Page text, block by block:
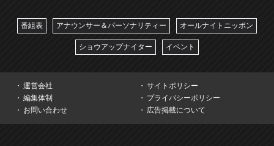
番組表 アナウンサー＆パーソナリティー オールナイトニッポン
ショウアップナイター イベント
運営会社
サイトポリシー
編集体制
プライバシーポリシー
お問い合わせ
広告掲載について